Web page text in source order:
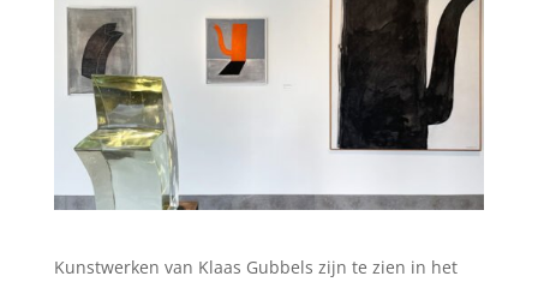
Kunstwerken van Klaas Gubbels zijn te zien in het